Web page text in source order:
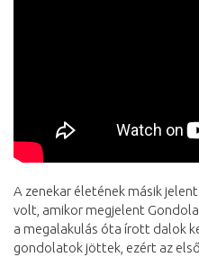
A zenekar életének másik
volt, amikor megjelent
a megalakulás óta írott dalok
gondolatok jöttek, ezért az